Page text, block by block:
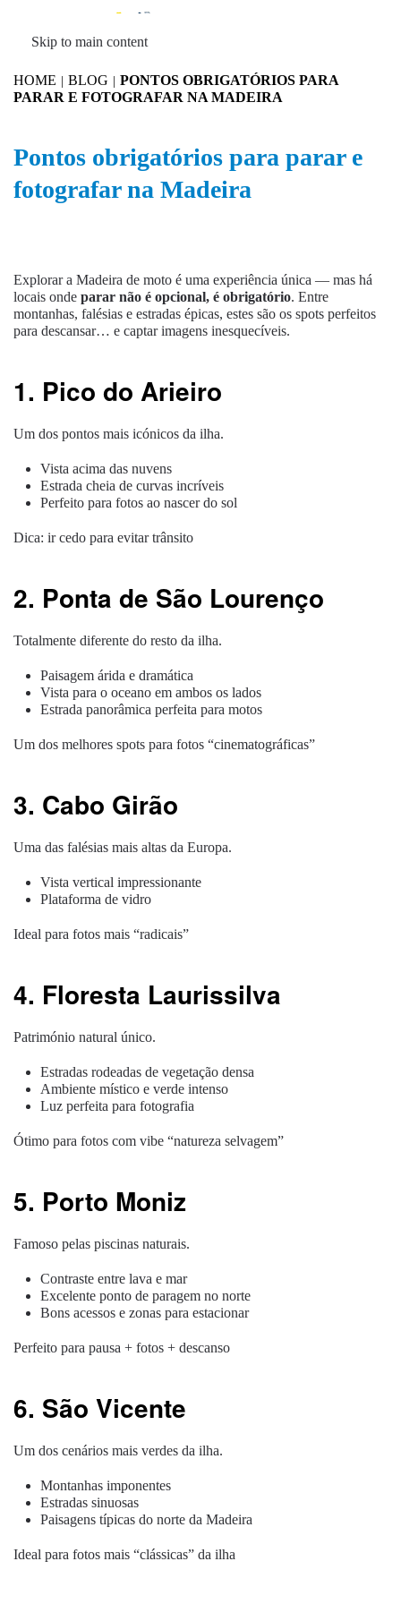
Skip to main content
HOME BLOG
PONTOS OBRIGATÓRIOS PARA
PARAR E FOTOGRAFAR NA MADEIRA
Pontos obrigatórios para parar e
fotografar na Madeira
Explorar a Madeira de moto é uma experiência única — mas há
locais onde parar não é opcional, é obrigatório. Entre
montanhas, falésias e estradas épicas, estes são os spots perfeitos
para descansar… e captar imagens inesquecíveis.
1. Pico do Arieiro
Um dos pontos mais icónicos da ilha.
Vista acima das nuvens
Estrada cheia de curvas incríveis
Perfeito para fotos ao nascer do sol
Dica: ir cedo para evitar trânsito
2. Ponta de São Lourenço
Totalmente diferente do resto da ilha.
Paisagem árida e dramática
Vista para o oceano em ambos os lados
Estrada panorâmica perfeita para motos
Um dos melhores spots para fotos “cinematográficas”
3. Cabo Girão
Uma das falésias mais altas da Europa.
Vista vertical impressionante
Plataforma de vidro
Ideal para fotos mais “radicais”
4. Floresta Laurissilva
Património natural único.
Estradas rodeadas de vegetação densa
Ambiente místico e verde intenso
Luz perfeita para fotografia
Ótimo para fotos com vibe “natureza selvagem”
5. Porto Moniz
Famoso pelas piscinas naturais.
Contraste entre lava e mar
Excelente ponto de paragem no norte
Bons acessos e zonas para estacionar
Perfeito para pausa + fotos + descanso
6. São Vicente
Um dos cenários mais verdes da ilha.
Montanhas imponentes
Estradas sinuosas
Paisagens típicas do norte da Madeira
Ideal para fotos mais “clássicas” da ilha